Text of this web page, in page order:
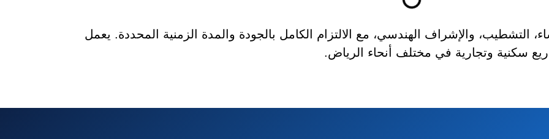
التشطيب، والإشراف الهندسي، مع الالتزام الكامل بالجودة والمدة الزمنية المحددة. يعمل
سكنية وتجارية في مختلف أنحاء الرياض.